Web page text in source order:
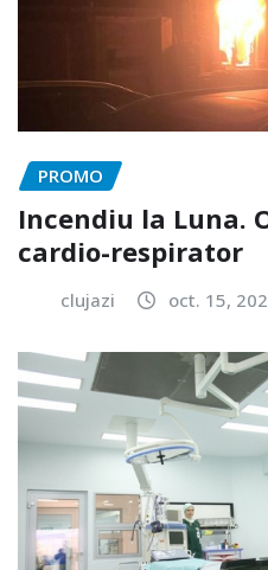
PROMO
Incendiu la Luna.
cardio-respirator
clujazi oct. 15,